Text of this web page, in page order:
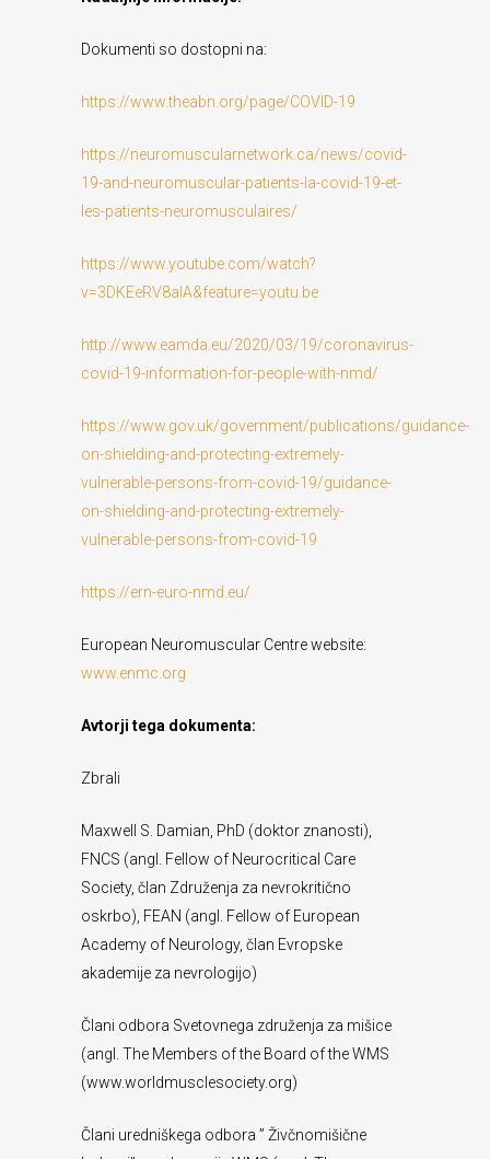
Dokumenti so dostopni na:
https://www.theabn.org/page/COVID-19
https://neuromuscularnetwork.ca/news/covid-
19-and-neuromuscular-patients-la-covid-19-et-
les-patients-neuromusculaires/
https://www.youtube.com/watch?
v=3DKEeRV8alA&feature=youtu.be
http://www.eamda.eu/2020/03/19/coronavirus-
covid-19-information-for-people-with-nmd/
https://www.gov.uk/government/publications/guidance-
on-shielding-and-protecting-extremely-
vulnerable-persons-from-covid-19/guidance-
on-shielding-and-protecting-extremely-
vulnerable-persons-from-covid-19
https://ern-euro-nmd.eu/
European Neuromuscular Centre website:
www.enmc.org
Avtorji tega dokumenta:
Zbrali
Maxwell S. Damian, PhD (doktor znanosti),
FNCS (angl. Fellow of Neurocritical Care
Society, član Združenja za nevrokritično
oskrbo), FEAN (angl. Fellow of European
Academy of Neurology, član Evropske
akademije za nevrologijo)
Člani odbora Svetovnega združenja za mišice
(angl. The Members of the Board of the WMS
(www.worldmusclesociety.org)
Člani uredniškega odbora ” Živčnomišične